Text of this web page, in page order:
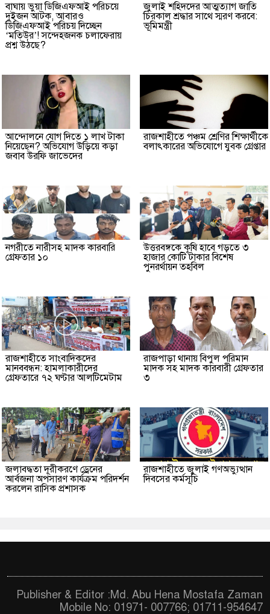
বাঘায় ভুয়া ডিজিএফআই পরিচয়ে
দুইজন আটক, আবারও
ডিজিএফআই পরিচয় দিচ্ছেন
‘মতিউর’! সন্দেহজনক চলাফেরায়
প্রশ্ন উঠছে?
জুলাই শহিদদের আত্মত্যাগ জাতি
চিরকাল শ্রদ্ধার সাথে স্মরণ করবে:
ভূমিমন্ত্রী
আন্দোলনে যোগ দিতে ১ লাখ টাকা
নিয়েছেন? অভিযোগ উড়িয়ে কড়া
জবাব উরফি জাভেদের
রাজশাহীতে পঞ্চম শ্রেণির শিক্ষার্থীকে
বলাৎকারের অভিযোগে যুবক গ্রেপ্তার
নগরীতে নারীসহ মাদক কারবারি
গ্রেফতার ১০
উত্তরবঙ্গকে কৃষি হাবে গড়তে ৩
হাজার কোটি টাকার বিশেষ
পুনরর্থায়ন তহবিল
রাজশাহীতে সাংবাদিকদের
মানববন্ধন: হামলাকারীদের
গ্রেফতারে ৭২ ঘণ্টার আলটিমেটাম
রাজপাড়া থানায় বিপুল পরিমান
মাদক সহ মাদক কারবারী গ্রেফতার
৩
জলাবদ্ধতা দূরীকরণে ড্রেনের
আর্বজনা অপসারণ কার্যক্রম পরিদর্শন
করলেন রাসিক প্রশাসক
রাজশাহীতে জুলাই গণঅভ্যুত্থান
দিবসের কর্মসূচি
Publisher & Editor :Md. Abu Hena Mostafa Zaman
Mobile No: 01971- 007766; 01711-954647